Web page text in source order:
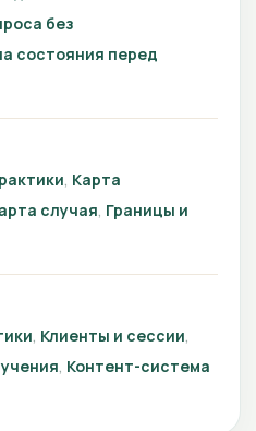
без
состояния перед
Карта
случая Границы и
Клиенты и сессии
Контент-система